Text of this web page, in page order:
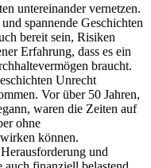
untereinander vernetzen.
spannende Geschichten
bereit sein, Risiken
Erfahrung, dass es ein
braucht.
Unrecht
Vor über 50 Jahren,
waren die Zeiten auf
ohne
können.
und